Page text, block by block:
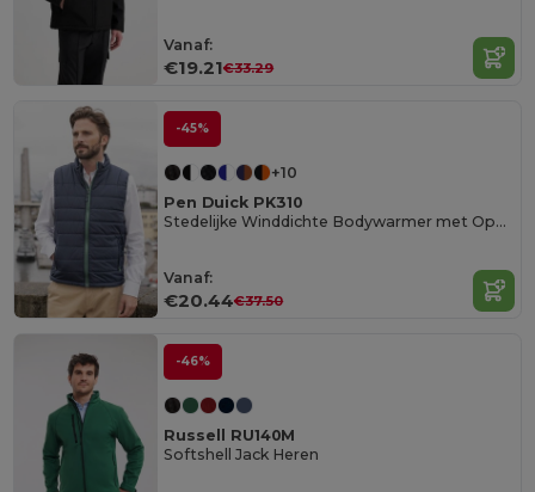
Vanaf:
€19.21€33.29
-45%
+10
Pen Duick PK310
Stedelijke Winddichte Bodywarmer met Opbergruimte
Vanaf:
€20.44€37.50
-46%
Russell RU140M
Softshell Jack Heren